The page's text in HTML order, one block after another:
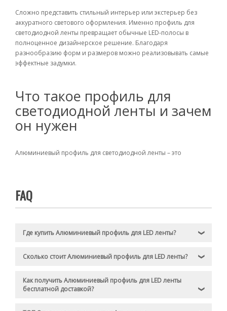
Сложно представить стильный интерьер или экстерьер без
аккуратного светового оформления. Именно профиль для
светодиодной ленты превращает обычные LED-полосы в
полноценное дизайнерское решение. Благодаря
разнообразию форм и размеров можно реализовывать самые
эффектные задумки.
Что такое профиль для
светодиодной ленты и зачем
он нужен
Алюминиевый профиль для светодиодной ленты – это
Основная функция – защита от влаги, пыли и механических
равномерно распределять свет без теней и ярких пятен;
скрывать крепеж и провода, делая интерьер эстетичным;
устанавливать диодный световой модуль в
FAQ
Где купить Алюминиевый профиль для LED ленты? ❯
Сколько стоит Алюминиевый профиль для LED ленты? ❯
Как получить Алюминиевый профиль для LED ленты
бесплатной доставкой?
❯